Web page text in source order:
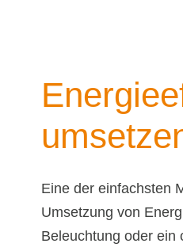
Eine der einfachsten
Umsetzung von
Beleuchtung oder ein